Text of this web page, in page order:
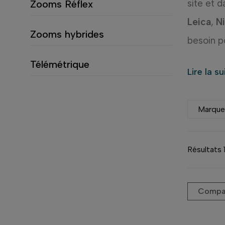
Zooms Réflex
Zooms hybrides
Télémétrique
site et
Leica,
besoin
Que
Nous
Les
souvent
Lire la
Marque
Résultats